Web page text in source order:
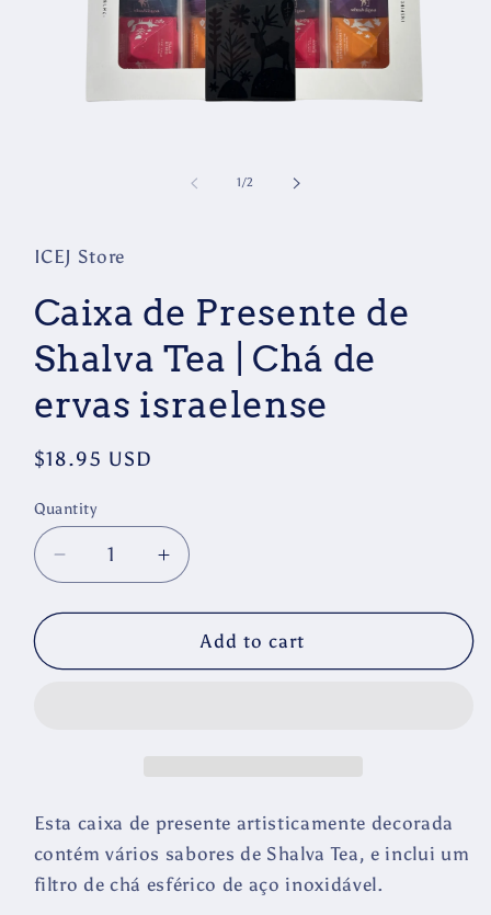
1/of
2
ICEJ Store
Caixa de Presente de
Shalva Tea | Chá de
ervas israelense
Regular
$18.95 USD
Quantity
Decrease
quantity
for
de
Chá
de
ervas
israelense
Increase
quantity
for
Caixa
de
Chá
ervas
israelense
Add to cart
Esta caixa de presente artisticamente decorada
contém vários sabores de Shalva Tea, e inclui um
filtro de chá esférico de aço inoxidável.